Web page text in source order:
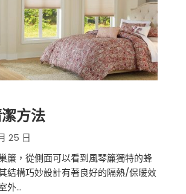
方法
25 日
簾，從側面可以看到風琴簾獨特的蜂
結構巧妙設計有著良好的隔熱/保暖效
外…